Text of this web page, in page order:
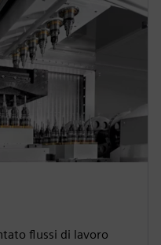
flussi di lavoro